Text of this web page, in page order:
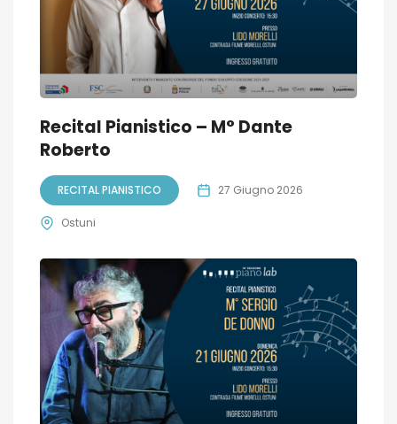
Recital Pianistico – M° Dante
Roberto
RECITAL PIANISTICO 27 Giugno 2026
Ostuni